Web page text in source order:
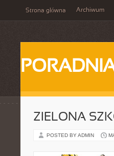
Strona główna Archiwum
ZIELONA
POSTED BY ADMIN